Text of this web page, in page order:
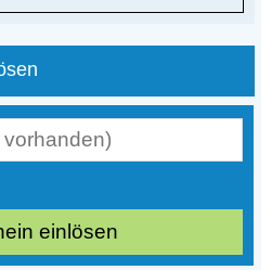
einlösen